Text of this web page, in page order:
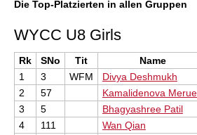
Die Top-Platzierten in allen Gruppen
WYCC U8 Girls
Rk SNo Tit Name
1
3 WFM Divya Deshmukh
2
57 Kamalidenova
3
5 Bhagyashree Patil
4
111 Wan Qian